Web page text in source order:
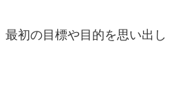
初の目標や目的を思い出し